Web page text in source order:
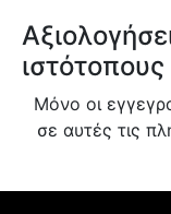
ιστότοπους
Μόνο οι
σε αυτές τις